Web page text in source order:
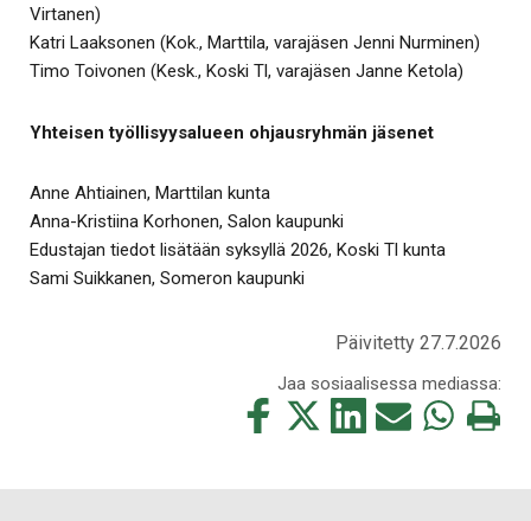
Virtanen)
Katri Laaksonen (Kok., Marttila, varajäsen Jenni Nurminen)
Timo Toivonen (Kesk., Koski Tl, varajäsen Janne Ketola)
Yhteisen työllisyysalueen ohjausryhmän jäsenet
Anne Ahtiainen, Marttilan kunta
Anna-Kristiina Korhonen, Salon kaupunki
Edustajan tiedot lisätään syksyllä 2026, Koski Tl kunta
Sami Suikkanen, Someron kaupunki
Päivitetty 27.7.2026
Jaa sosiaalisessa mediassa:
Jaa
Jaa
Jaa
Jaa
Jaa
Tulosta